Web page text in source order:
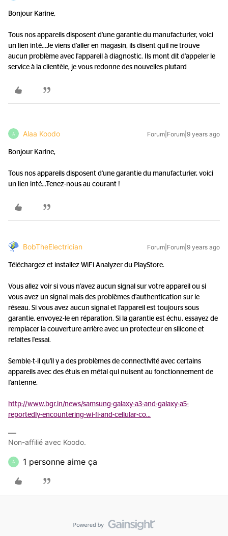
Bonjour Karine,
Tous nos appareils disposent d'une garantie du manufacturier, voici
un lien inté...Je viens d'aller en magasin, ils disent quil ne trouve
aucun problème avec l'appareil à diagnostic. Ils mont dit d'appeler le
service à la clientèle, je vous redonne des nouvelles plutard
A Alaa Koodo Forum|Forum|9 years ago
Bonjour Karine,
Tous nos appareils disposent d'une garantie du manufacturier, voici
un lien inté...Tenez-nous au courant !
BobTheElectrician Forum|Forum|9 years ago
Téléchargez et installez WiFi Analyzer du PlayStore.
Vous allez voir si vous n'avez aucun signal sur votre appareil ou si
vous avez un signal mais des problèmes d'authentication sur le
réseau. Si vous avez aucun signal et l'appareil est toujours sous
garantie, envoyez-le en réparation. Si la garantie est échu, essayez de
remplacer la couverture arrière avec un protecteur en silicone et
refaites l'essai.
Semble-t-il qu'il y a des problèmes de connectivité avec certains
appareils avec des étuis en métal qui nuisent au fonctionnement de
l'antenne.
http://www.bgr.in/news/samsung-galaxy-a3-and-galaxy-a5-
reportedly-encountering-wi-fi-and-cellular-co...
Non-affilié avec Koodo.
A 1 personne aime ça